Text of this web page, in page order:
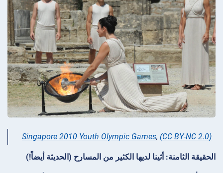
Singapore 2010 Youth Olympic Games, (CC BY-NC 2.0)
الحقيقة الثامنة: أثينا لديها الكثير من المسارح (الحديثة أيضاً!)